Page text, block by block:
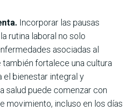
Incorporar las pausas
rutina laboral no solo
asociadas al
fortalece una cultura
el bienestar integral y
salud puede comenzar con
movimiento, incluso en los días